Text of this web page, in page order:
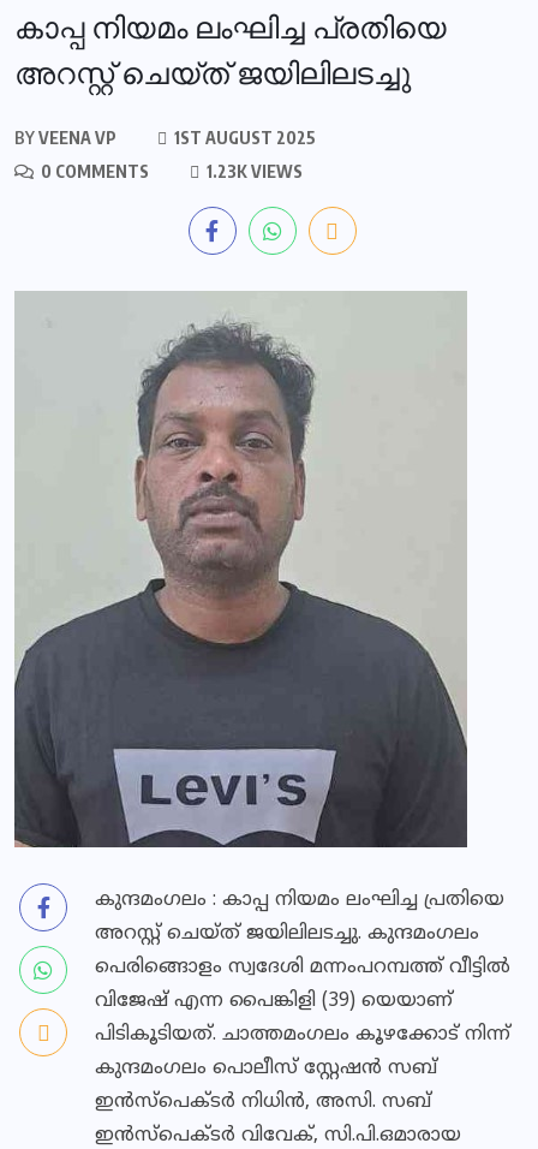
കാപ്പ നിയമം ലംഘിച്ച പ്രതിയെ
അറസ്റ്റ് ചെയ്ത് ജയിലിലടച്ചു
BYVEENA VP
1ST AUGUST 2025
0 COMMENTS
1.23K VIEWS
കുന്ദമംഗലം : കാപ്പ നിയമം ലംഘിച്ച പ്രതിയെ
അറസ്റ്റ് ചെയ്ത് ജയിലിലടച്ചു. കുന്ദമംഗലം
പെരിങ്ങൊളം സ്വദേശി മന്നംപറമ്പത്ത് വീട്ടില്‍
വിജേഷ് എന്ന പൈങ്കിളി (39) യെയാണ്
പിടികൂടിയത്. ചാത്തമംഗലം കൂഴക്കോട് നിന്ന്
കുന്ദമംഗലം പൊലീസ് സ്റ്റേഷന്‍ സബ്
ഇന്‍സ്‌പെക്ടര്‍ നിധിന്‍, അസി. സബ്
ഇന്‍സ്‌പെക്ടര്‍ വിവേക്, സി.പി.ഒമാരായ